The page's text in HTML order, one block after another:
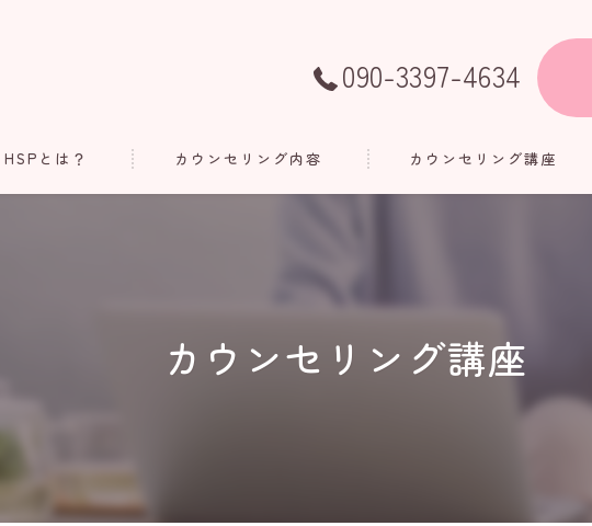
090-3397-4634
HSPとは？ カウンセリング内容 カウンセリング講座
カウンセリング講座